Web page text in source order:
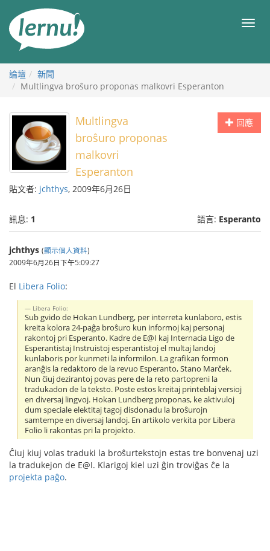
目
論壇
新聞
Multlingva broŝuro proponas malkovri Esperanton
回應
Multlingva
broŝuro proponas
malkovri
Esperanton
貼文者: jchthys, 2009年6月26日
訊息: 1 語言: Esperanto
jchthys (顯示個人資料)
2009年6月26日下午5:09:27
El Libera Folio:
Libera Folio:
Sub gvido de Hokan Lundberg, per interreta kunlaboro, estis
kreita kolora 24-paĝa broŝuro kun informoj kaj personaj
rakontoj pri Esperanto. Kadre de E@I kaj Internacia Ligo de
Esperantistaj Instruistoj esperantistoj el multaj landoj
kunlaboris por kunmeti la informilon. La grafikan formon
aranĝis la redaktoro de la revuo Esperanto, Stano Marček.
Nun ĉiuj dezirantoj povas pere de la reto partopreni la
tradukadon de la teksto. Poste estos kreitaj printeblaj versioj
en diversaj lingvoj. Hokan Lundberg proponas, ke aktivuloj
dum speciale elektitaj tagoj disdonadu la broŝurojn
samtempe en diversaj landoj. En artikolo verkita por Libera
Folio li rakontas pri la projekto.
Ĉiuj kiuj volas traduki la broŝurtekstojn estas tre bonvenaj uzi
la tradukejon de E@I. Klarigoj kiel uzi ĝin troviĝas ĉe la
projekta paĝo.